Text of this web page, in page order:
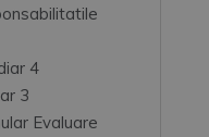
4
3
Evaluare